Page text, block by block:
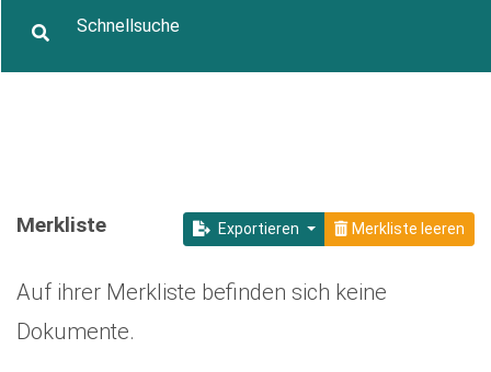
Exportieren Merkliste leeren
Merkliste
Auf ihrer Merkliste befinden sich keine
Dokumente.